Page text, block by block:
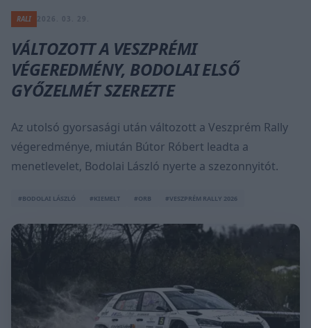
RALI
VÁLTOZOTT A VESZPRÉMI
VÉGEREDMÉNY, BODOLAI ELSŐ
GYŐZELMÉT SZEREZTE
Az utolsó gyorsasági után változott a Veszprém Rally
végeredménye, miután Bútor Róbert leadta a
menetlevelet, Bodolai László nyerte a szezonnyitót.
#BODOLAI LÁSZLÓ #KIEMELT #ORB #VESZPRÉM RALLY 2026